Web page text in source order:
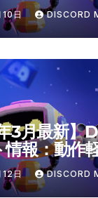
10日 DISCORD
3月最新】
報：動作
の修正
12日 DISCORD